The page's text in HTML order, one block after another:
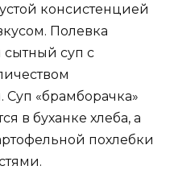
консистенцией
Полевка
сытный суп с
Суп «брамборачка»
в буханке хлеба, а
похлебки